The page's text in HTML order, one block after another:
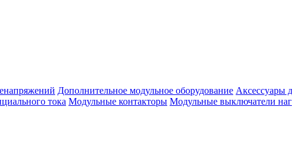
Дополнительное модульное оборудование Аксессуары
тока Модульные контакторы Модульные выключатели